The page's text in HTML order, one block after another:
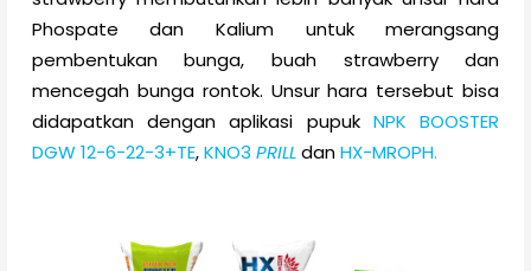
Phospate dan Kalium untuk merangsang
pembentukan bunga, buah strawberry dan
mencegah bunga rontok. Unsur hara tersebut bisa
didapatkan dengan aplikasi pupuk NPK BOOSTER
DGW 12-6-22-3+TE,KNO3 PRILLdanHX-MROPH.